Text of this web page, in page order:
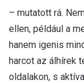
– mutatott rá.
ellen, például a
hanem igenis
harcot az álhírek
oldalakon, s